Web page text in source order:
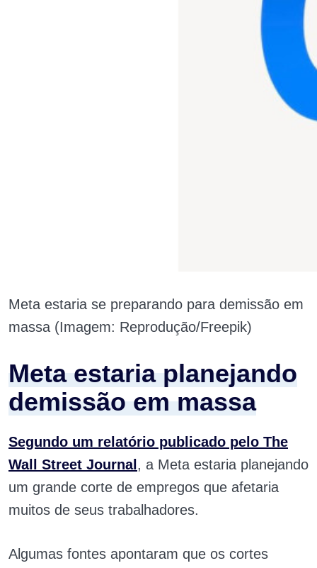
Meta estaria se preparando para demissão em
massa (Imagem: Reprodução/Freepik)
Meta estaria planejando
demissão em massa
Segundo um relatório publicado pelo The
Wall Street Journal , a Meta estaria planejando
um grande corte de empregos que afetaria
muitos de seus trabalhadores.
Algumas fontes apontaram que os cortes